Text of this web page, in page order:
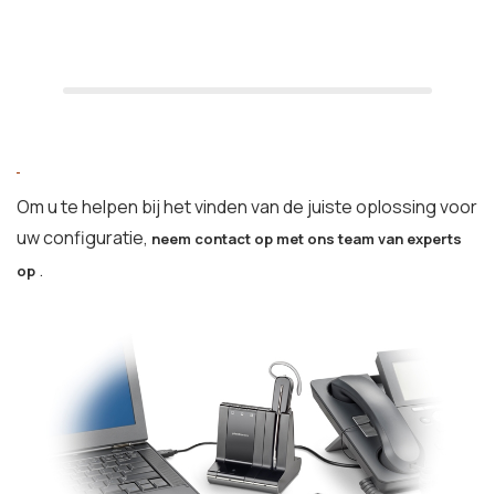
Om u te helpen bij het vinden van de juiste oplossing voor
uw configuratie, neem contact op met ons team van experts
op .